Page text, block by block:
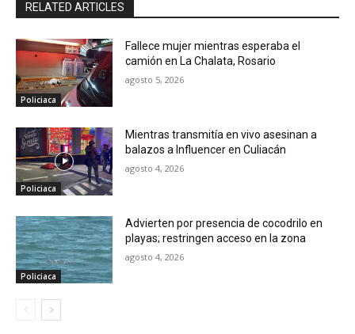
RELATED ARTICLES
Policiaca
Fallece mujer mientras esperaba el
camión en La Chalata, Rosario
agosto 5, 2026
Policiaca
Mientras transmitía en vivo asesinan a
balazos a Influencer en Culiacán
agosto 4, 2026
Policiaca
Advierten por presencia de cocodrilo en
playas; restringen acceso en la zona
agosto 4, 2026